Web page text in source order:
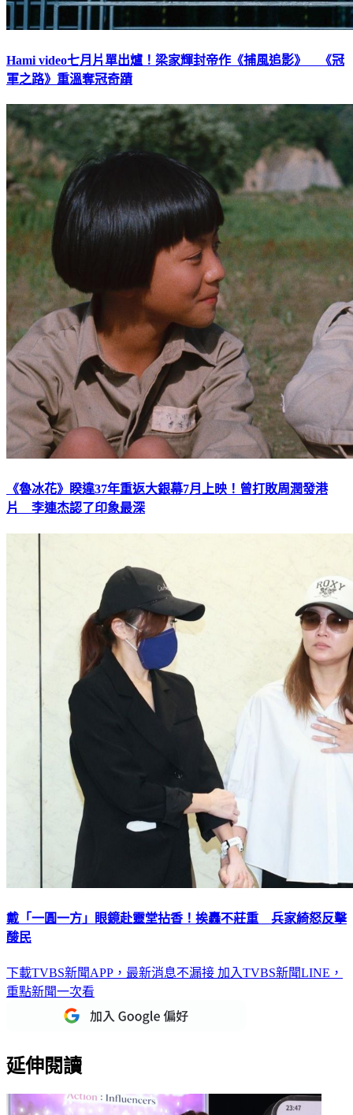
Hami video七月片單出爐！梁家輝封帝作《捕風追影》 《冠
軍之路》重溫奪冠奇蹟
《魯冰花》睽違37年重返大銀幕7月上映！曾打敗周潤發港
片 李連杰認了印象最深
戴「一圓一方」眼鏡赴靈堂拈香！挨轟不莊重 兵家綺怒反擊
酸民
下載TVBS新聞APP，最新消息不漏接 加入TVBS新聞LINE，
重點新聞一次看
延伸閱讀